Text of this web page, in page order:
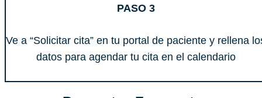
PASO 3
Ve a “Solicitar cita” en tu portal de paciente y rellena
datos para agendar tu cita en el calendario